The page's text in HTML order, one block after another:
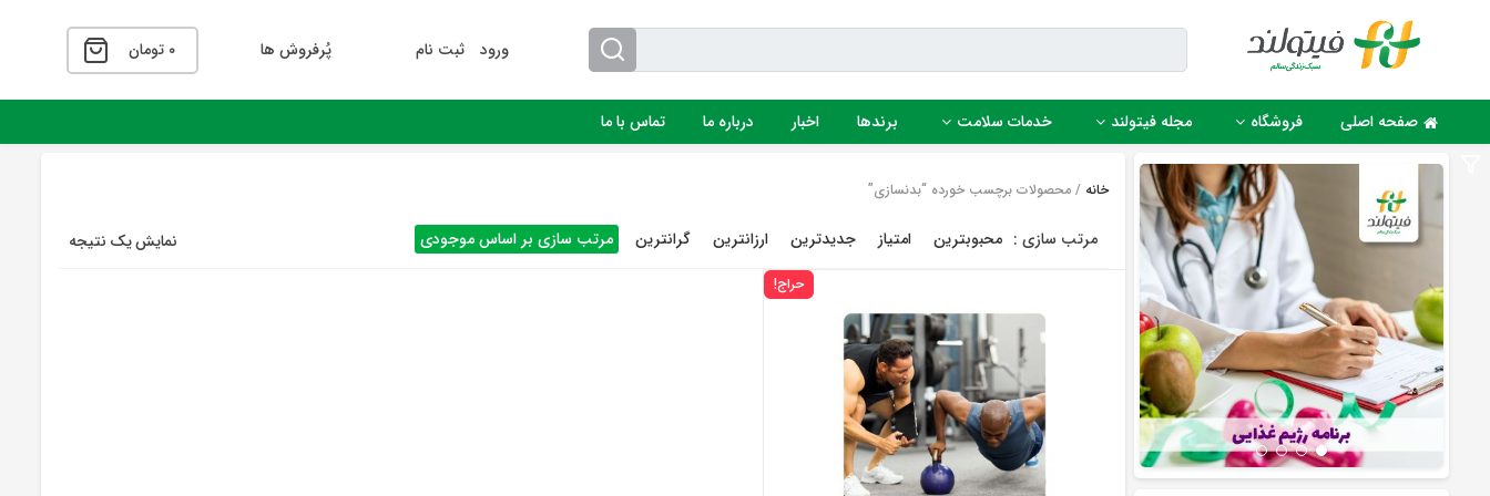
ورود ثبت نام پُرفروش ها ۰ تومان
صفحه اصلی فروشگاه مجله فیتولند خدمات سلامت برندها اخبار درباره ما تماس با ما
خانه / محصولات برچسب خورده “بدنسازی”
نمایش یک نتیجه مرتب سازی : محبوبترین امتیاز جدیدترین ارزانترین گرانترین مرتب سازی بر اساس موجودی
حراج!
این
محصول
دارای
انواع
مختلفی
می
باشد.
گزینه